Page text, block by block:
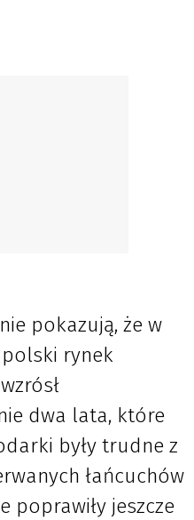
pokazują, że w
rynek
dwa lata, które
były trudne z
łańcuchów
poprawiły jeszcze